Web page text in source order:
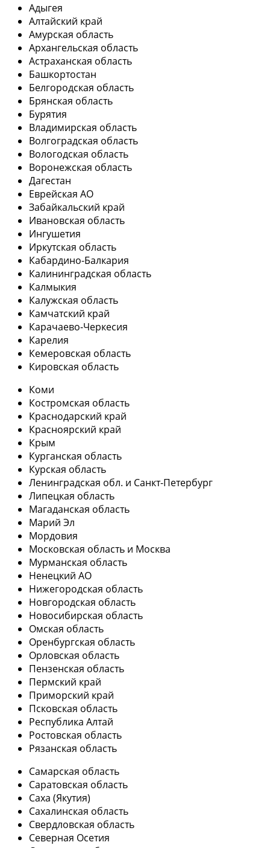
Адыгея
Алтайский край
Амурская область
Архангельская область
Астраханская область
Башкортостан
Белгородская область
Брянская область
Бурятия
Владимирская область
Волгоградская область
Вологодская область
Воронежская область
Дагестан
Еврейская АО
Забайкальский край
Ивановская область
Ингушетия
Иркутская область
Кабардино-Балкария
Калининградская область
Калмыкия
Калужская область
Камчатский край
Карачаево-Черкесия
Карелия
Кемеровская область
Кировская область
Коми
Костромская область
Краснодарский край
Красноярский край
Крым
Курганская область
Курская область
Ленинградская обл. и Санкт-Петербург
Липецкая область
Магаданская область
Марий Эл
Мордовия
Московская область и Москва
Мурманская область
Ненецкий АО
Нижегородская область
Новгородская область
Новосибирская область
Омская область
Оренбургская область
Орловская область
Пензенская область
Пермский край
Приморский край
Псковская область
Республика Алтай
Ростовская область
Рязанская область
Самарская область
Саратовская область
Саха (Якутия)
Сахалинская область
Свердловская область
Северная Осетия